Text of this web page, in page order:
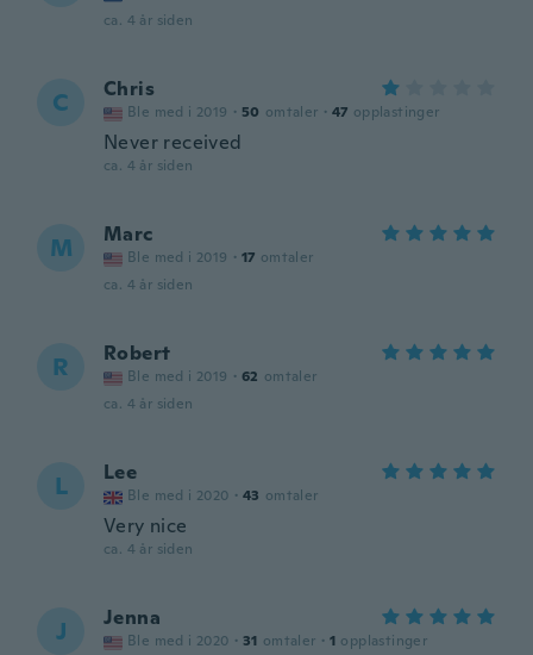
ca. 4 år siden
C Chris
Ble med i 2019 · 50 omtaler · 47 opplastinger
Never received
ca. 4 år siden
M Marc
Ble med i 2019 · 17 omtaler
ca. 4 år siden
R Robert
Ble med i 2019 · 62 omtaler
ca. 4 år siden
L Lee
Ble med i 2020 · 43 omtaler
Very nice
ca. 4 år siden
J Jenna
Ble med i 2020 · 31 omtaler · 1 opplastinger